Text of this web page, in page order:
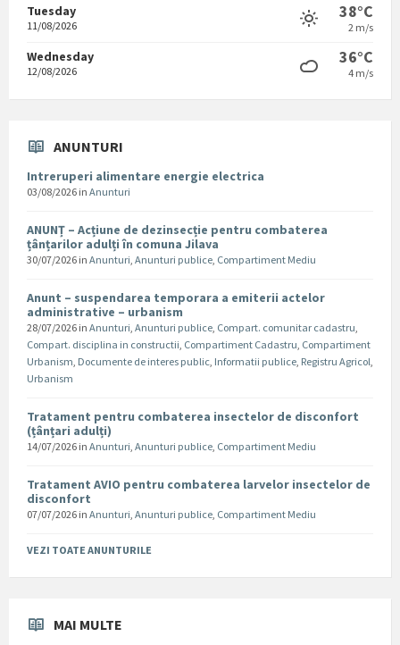
Tuesday
11/08/2026
38°C
2 m/s
Wednesday
12/08/2026
36°C
4 m/s
ANUNTURI
Intreruperi alimentare energie electrica
03/08/2026 in Anunturi
ANUNȚ – Acțiune de dezinsecție pentru combaterea
țânțarilor adulți în comuna Jilava
30/07/2026 in Anunturi, Anunturi publice, Compartiment Mediu
Anunt – suspendarea temporara a emiterii actelor
administrative – urbanism
28/07/2026 in Anunturi, Anunturi publice, Compart. comunitar cadastru,
Compart. disciplina in constructii, Compartiment Cadastru, Compartiment
Urbanism, Documente de interes public, Informatii publice, Registru Agricol,
Urbanism
Tratament pentru combaterea insectelor de disconfort
(țânțari adulți)
14/07/2026 in Anunturi, Anunturi publice, Compartiment Mediu
Tratament AVIO pentru combaterea larvelor insectelor de
disconfort
07/07/2026 in Anunturi, Anunturi publice, Compartiment Mediu
VEZI TOATE ANUNTURILE
MAI MULTE